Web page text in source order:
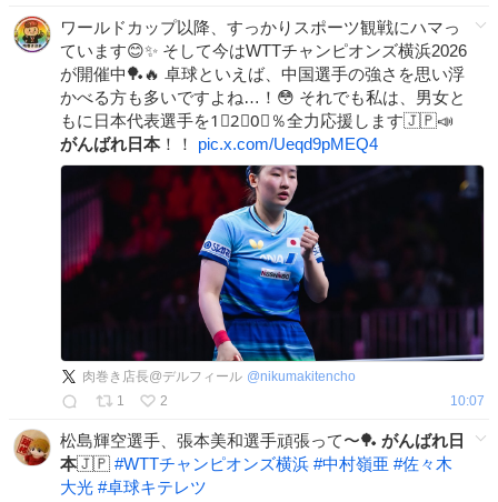
ワールドカップ以降、すっかりスポーツ観戦にハマっ
ています😊✨ そして今はWTTチャンピオンズ横浜2026
が開催中🏓🔥 卓球といえば、中国選手の強さを思い浮
かべる方も多いですよね…！😳 それでも私は、男女と
もに日本代表選手を1⃣2⃣0⃣％全力応援します🇯🇵📣
がんばれ日本！！ pic.x.com/Ueqd9pMEQ4
肉巻き店長@デルフィール @nikumakitencho
1
2 10:07
松島輝空選手、張本美和選手頑張って〜🏓 がんばれ日
本🇯🇵 #WTTチャンピオンズ横浜 #中村嶺亜 #佐々木
大光 #卓球キテレツ